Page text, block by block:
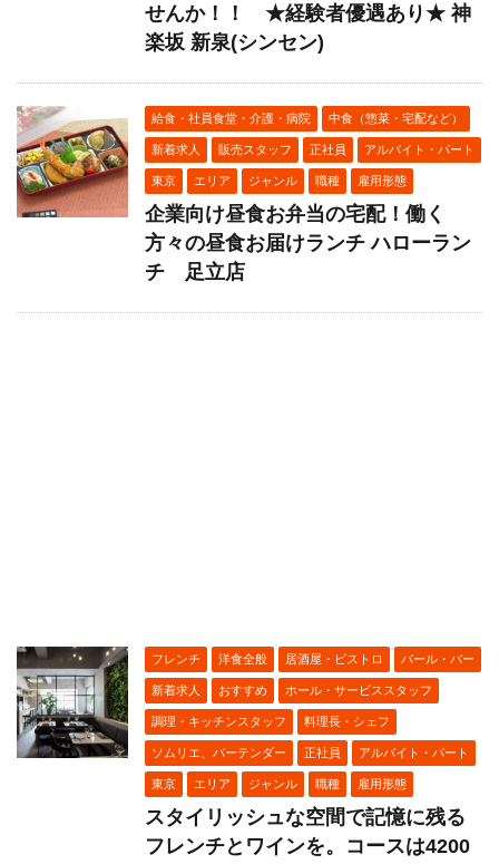
せんか！！ ★経験者優遇あり★ 神
楽坂 新泉(シンセン)
給食・社員食堂・介護・病院 中食（惣菜・宅配など）
新着求人 販売スタッフ 正社員 アルバイト・パート
東京 エリア ジャンル 職種 雇用形態
企業向け昼食お弁当の宅配！働く
方々の昼食お届けランチ ハローラン
チ 足立店
フレンチ 洋食全般 居酒屋・ビストロ バール・バー
新着求人 おすすめ ホール・サービススタッフ
調理・キッチンスタッフ 料理長・シェフ
ソムリエ、バーテンダー 正社員 アルバイト・パート
東京 エリア ジャンル 職種 雇用形態
スタイリッシュな空間で記憶に残る
フレンチとワインを。コースは4200